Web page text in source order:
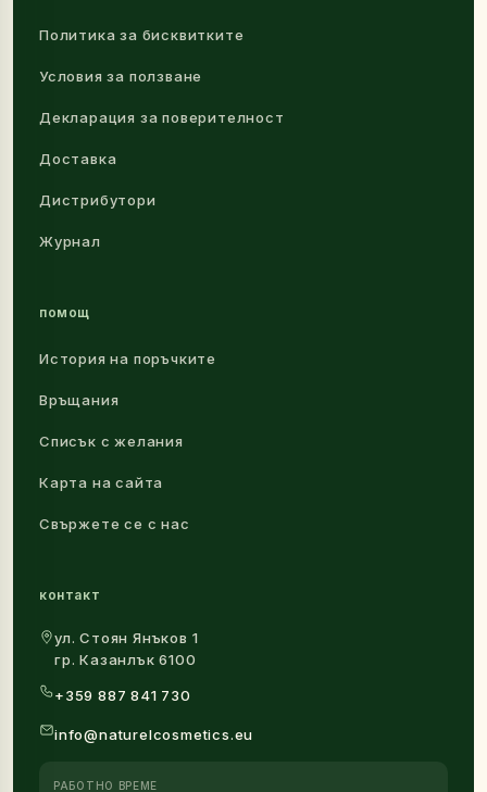
Политика за бисквитките
Условия за ползване
Декларация за поверителност
Доставка
Дистрибутори
Журнал
помощ
История на поръчките
Връщания
Списък с желания
Карта на сайта
Свържете се с нас
контакт
ул. Стоян Янъков 1
гр. Казанлък 6100
+359 887 841 730
info@naturelcosmetics.eu
РАБОТНО ВРЕМЕ